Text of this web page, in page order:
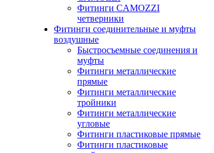
Фитинги CAMOZZI
четверники
Фитинги соединительные и муфты
воздушные
Быстросъемные соединения и
муфты
Фитинги металлические
прямые
Фитинги металлические
тройники
Фитинги металлические
угловые
Фитинги пластиковые прямые
Фитинги пластиковые